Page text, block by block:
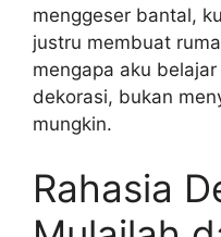
menggeser bantal,
justru membuat
mengapa aku
dekorasi, bukan
mungkin.
Rahasia